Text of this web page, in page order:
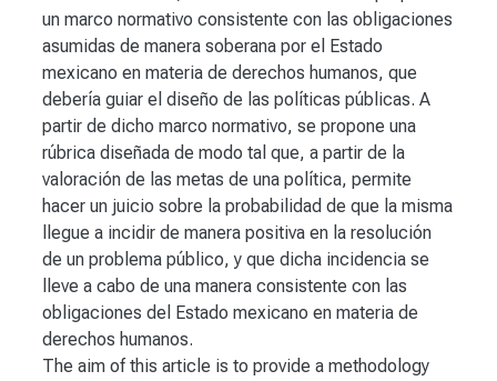
un marco normativo consistente con las obligaciones
asumidas de manera soberana por el Estado
mexicano en materia de derechos humanos, que
debería guiar el diseño de las políticas públicas. A
partir de dicho marco normativo, se propone una
rúbrica diseñada de modo tal que, a partir de la
valoración de las metas de una política, permite
hacer un juicio sobre la probabilidad de que la misma
llegue a incidir de manera positiva en la resolución
de un problema público, y que dicha incidencia se
lleve a cabo de una manera consistente con las
obligaciones del Estado mexicano en materia de
derechos humanos.
The aim of this article is to provide a methodology